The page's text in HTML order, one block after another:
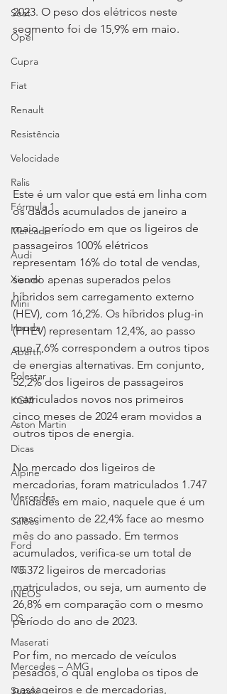
Seat
Opel
Cupra
Fiat
Renault
Resistência
Velocidade
Ralis
Fórmula 1
Mercado
Audi
Xiaomi
Mini
Honda
Abarth
Polestar
KGM
Aston Martin
Dicas
Alpine
Mercedes
Salões
Ford
MG
INEOS
DS
Maserati
Mercedes – AMG
Suzuki
2023. O peso dos elétricos neste
segmento foi de 15,9% em maio.
Este é um valor que está em linha com
os dados acumulados de janeiro a
maio, período em que os ligeiros de
passageiros 100% elétricos
representam 16% do total de vendas,
sendo apenas superados pelos
híbridos sem carregamento externo
(HEV), com 16,2%. Os híbridos plug-in
(PHEV) representam 12,4%, ao passo
que 7,6% correspondem a outros tipos
de energias alternativas. Em conjunto,
52,2% dos ligeiros de passageiros
matriculados novos nos primeiros
cinco meses de 2024 eram movidos a
outros tipos de energia.
No mercado dos ligeiros de
mercadorias, foram matriculados 1.747
unidades em maio, naquele que é um
crescimento de 22,4% face ao mesmo
mês do ano passado. Em termos
acumulados, verifica-se um total de
13.372 ligeiros de mercadorias
matriculados, ou seja, um aumento de
26,8% em comparação com o mesmo
período do ano de 2023.
Por fim, no mercado de veículos
pesados, o qual engloba os tipos de
passageiros e de mercadorias,